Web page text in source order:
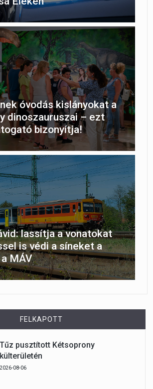
óvodás kislányokat a
dinoszauruszai – ezt
bizonyítja!
lassítja a vonatokat
is védi a síneket a
MÁV
FELKAPOTT
Tűz pusztított Kétsoprony
külterületén
2026-08-06